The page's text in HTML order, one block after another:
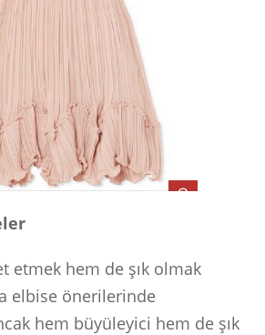
etmek hem de şık olmak
elbise önerilerinde
hem büyüleyici hem de şık